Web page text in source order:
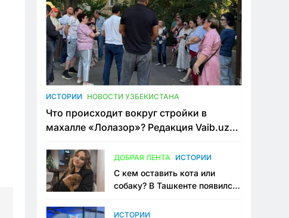
ИСТОРИИ НОВОСТИ УЗБЕКИСТАНА
Что происходит вокруг стройки в
махалле «Лолазор»? Редакция Vaib.uz
конфликта
ДОБРАЯ ЛЕНТА ИСТОРИИ
С кем оставить кота или
собаку? В Ташкенте появился
ИСТОРИИ